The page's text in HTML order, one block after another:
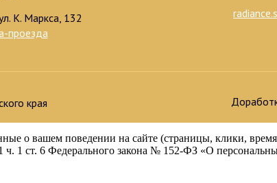
К. Маркса, 132
проезда
края
о вашем поведении на сайте (страницы, клики,
ч. 1 ст. 6 Федерального закона № 152-ФЗ «О